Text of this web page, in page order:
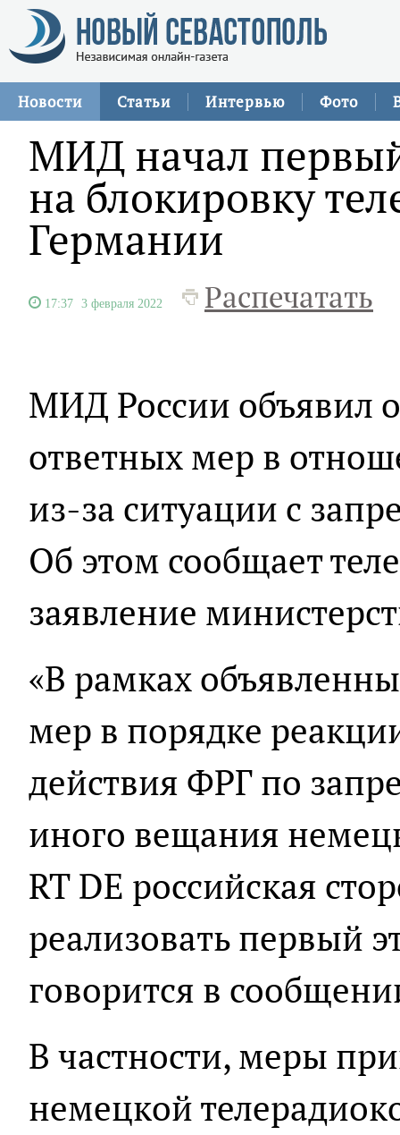
Новости Статьи Интервью Фото
МИД начал
на блокировку
Германии
17:37 3 февраля 2022 Распечатать
МИД России объявил
ответных мер в
из-за ситуации с
Об этом сообщает
заявление
«В рамках
мер в порядке
действия ФРГ по
иного вещания
RT DE российская
реализовать первый
говорится в
В частности, меры
немецкой